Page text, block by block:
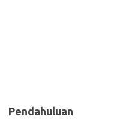
Pendahuluan